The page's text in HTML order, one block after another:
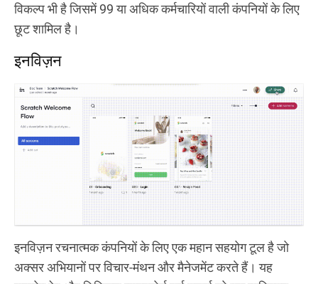
विकल्प भी है जिसमें 99 या अधिक कर्मचारियों वाली कंपनियों के लिए
छूट शामिल है।
इनविज़न
इनविज़न रचनात्मक कंपनियों के लिए एक महान सहयोग टूल है जो
अक्सर अभियानों पर विचार-मंथन और मैनेजमेंट करते हैं। यह